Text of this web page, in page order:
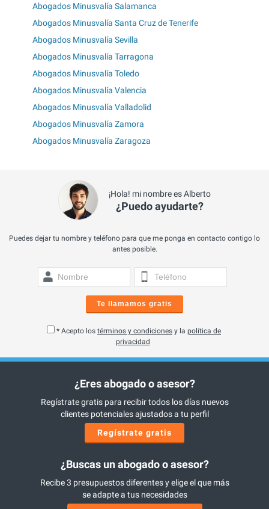
Abogados Minusvalía Salamanca
Abogados Minusvalía Santa Cruz de Tenerife
Abogados Minusvalía Sevilla
Abogados Minusvalía Tarragona
Abogados Minusvalía Toledo
Abogados Minusvalía Valencia
Abogados Minusvalía Valladolid
Abogados Minusvalía Zamora
Abogados Minusvalía Zaragoza
¡Hola! mi nombre es Alberto
¿Puedo ayudarte?
Puedes dejar tu nombre y teléfono para que me ponga en contacto contigo lo
antes posible.
Te llamamos gratis
* Acepto los términos y condiciones y la política de
privacidad
¿Eres abogado o asesor?
Regístrate gratis para recibir todos los días nuevos
clientes potenciales ajustados a tu perfil
Regístrate gratis
¿Buscas un abogado o asesor?
Recibe 3 presupuestos diferentes y elige el que más
se adapte a tus necesidades